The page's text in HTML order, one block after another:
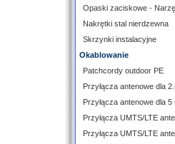
Opaski zaciskowe -
Nakrętki stal nierdzewna
Skrzynki instalacyjne
Okablowanie
Patchcordy outdoor PE
Przyłącza antenowe dla
Przyłącza antenowe dla 5
Przyłącza UMTS/LTE
Przyłącza UMTS/LTE